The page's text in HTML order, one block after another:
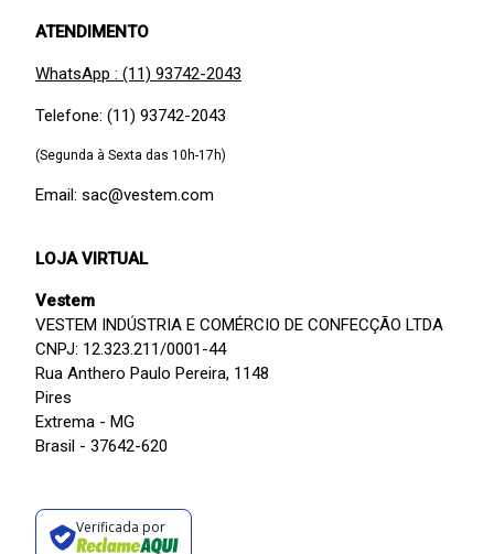
ATENDIMENTO
WhatsApp : (11) 93742-2043
Telefone: (11) 93742-2043
(Segunda à Sexta das 10h-17h)
Email: sac@vestem.com
LOJA VIRTUAL
Vestem
VESTEM INDÚSTRIA E COMÉRCIO DE CONFECÇÃO LTDA
CNPJ: 12.323.211/0001-44
Rua Anthero Paulo Pereira, 1148
Pires
Extrema - MG
Brasil - 37642-620
Verificada por